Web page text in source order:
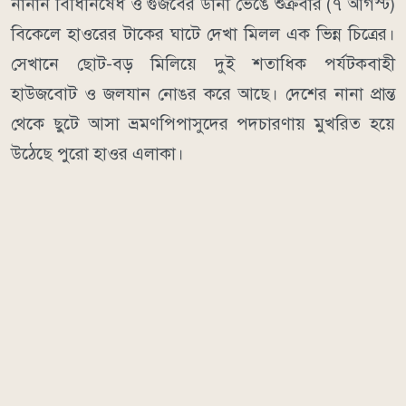
বিকেলে হাওরের টাকের ঘাটে দেখা মিলল এক ভিন্ন চিত্রের।
সেখানে ছোট-বড় মিলিয়ে দুই শতাধিক পর্যটকবাহী
হাউজবোট ও জলযান নোঙর করে আছে। দেশের নানা প্রান্ত
থেকে ছুটে আসা ভ্রমণপিপাসুদের পদচারণায় মুখরিত হয়ে
উঠেছে পুরো হাওর এলাকা।